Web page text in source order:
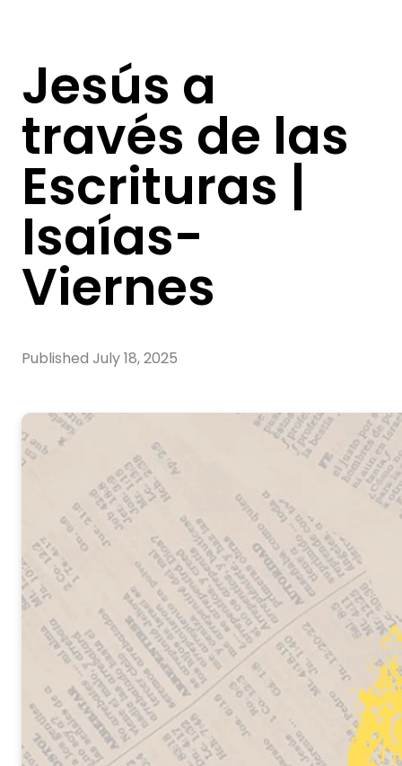
Jesús a
través de las
Escrituras |
Isaías-
Viernes
Published July 18, 2025